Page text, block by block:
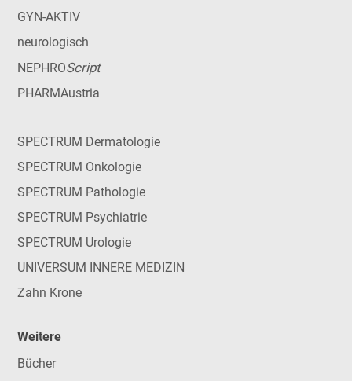
GYN-AKTIV
neurologisch
NEPHROScript
PHARMAustria
SPECTRUM Dermatologie
SPECTRUM Onkologie
SPECTRUM Pathologie
SPECTRUM Psychiatrie
SPECTRUM Urologie
UNIVERSUM INNERE MEDIZIN
Zahn Krone
Weitere
Bücher